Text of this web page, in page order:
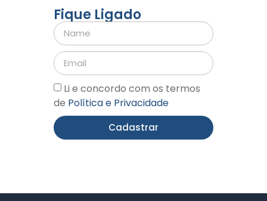
Fique Ligado
Li e concordo com os termos
de Política e Privacidade
Cadastrar